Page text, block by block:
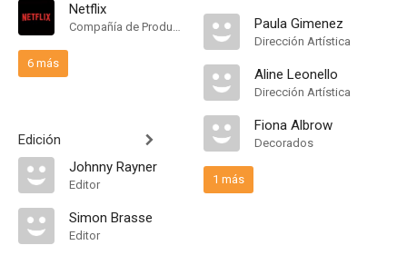
Netflix
Compañía de Produccion
6 más
Edición
Johnny Rayner
Editor
Simon Brasse
Editor
Paula Gimenez
Dirección Artística
Aline Leonello
Dirección Artística
Fiona Albrow
Decorados
1 más